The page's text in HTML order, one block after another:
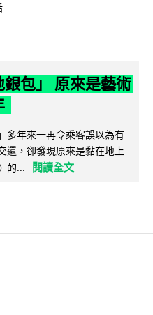
包」 原來是藝術
多年來一再令乘客誤以為有
還，卻發現原來是黏在地上
的...
閱讀全文